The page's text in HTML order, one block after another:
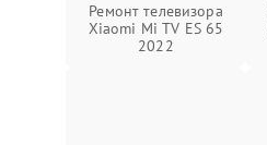
Ремонт телевизора
Xiaomi Mi TV ES 65
2022